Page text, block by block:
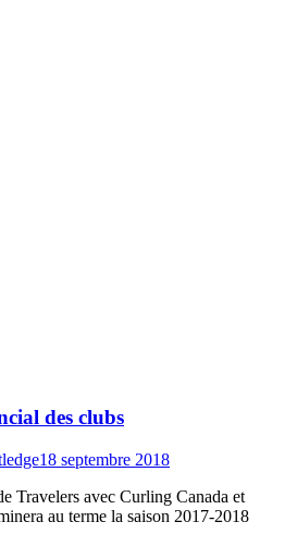
des clubs
18 septembre 2018
Travelers avec Curling Canada et
au terme la saison 2017-2018